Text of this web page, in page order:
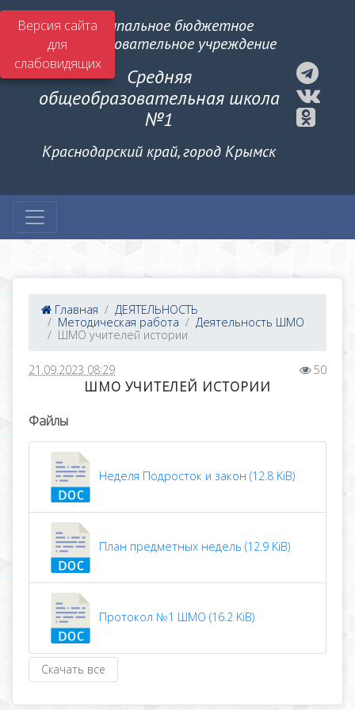
Версия сайта
для
слабовидящих
Муниципальное бюджетное
общеобразовательное учреждение
Средняя
общеобразовательная школа
№1
Краснодарский край, город Крымск
Главная
ДЕЯТЕЛЬНОСТЬ
Методическая работа
Деятельность ШМО
ШМО учителей истории
21.09.2023 08:29 50
ШМО УЧИТЕЛЕЙ ИСТОРИИ
Файлы
Неделя Подросток и закон (12.8 KiB)
План предметных недель (12.9 KiB)
Протокол №1 ШМО (16.2 KiB)
Скачать все